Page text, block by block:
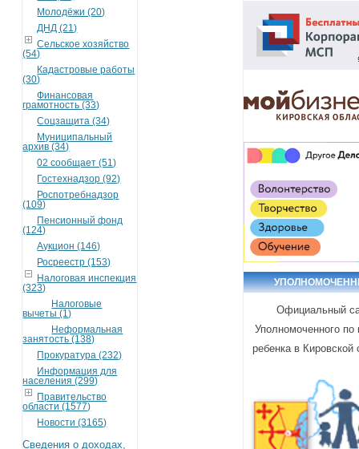
Молодёжи (20)
ДНД (21)
Сельское хозяйство
(54)
Кадастровые работы
(30)
Финансовая
грамотность (33)
Соцзащита (34)
Муниципальный
архив (34)
02 сообщает (51)
Гостехнадзор (92)
Роспотребнадзор
(109)
Пенсионный фонд
(124)
Аукцион (146)
Росреестр (153)
Налоговая инспекция
(323)
Налоговые
вычеты (1)
Неформальная
занятость (138)
Прокуратура (232)
Информация для
населения (299)
Правительство
области (1577)
Новости (3165)
Сведения о доходах,
Официальный
Уполномоченного по
ребенка в Кировской